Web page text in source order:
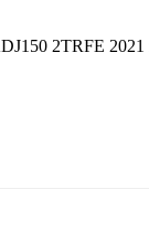
2TRFE